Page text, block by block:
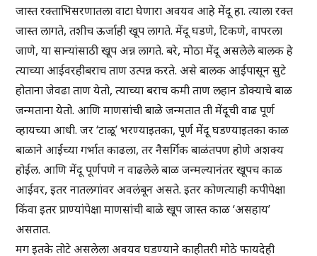
जास्त रक्ताभिसरणातला वाटा घेणारा अवयव आहे मेंदू हा. त्याला रक्त
जास्त लागते, तशीच ऊर्जाही खूप लागते. मेंदू घडणे, टिकणे, वापरला
जाणे, या सान्यांसाठी खूप अन्न लागते. बरे, मोठा मेंदू असलेले बालक हे
त्याच्या आईवरहीबराच ताण उत्पन्न करते. असे बालक आईपासून सुटे
होताना जेवढा ताण येतो, त्याच्या बराच कमी ताण लहान डोक्याचे बाळ
जन्मताना येतो. आणि माणसांची बाळे जन्मतात ती मेंदूची वाढ पूर्ण
व्हायच्या आधी. जर ‘टाळू’ भरण्याइतका, पूर्ण मेंदू घडण्याइतका काळ
बाळाने आईच्या गर्भात काढला, तर नैसर्गिक बाळंतपण होणे अशक्य
होईल. आणि मेंदू पूर्णपणे न वाढलेले बाळ जन्मल्यानंतर खूपच काळ
आईवर, इतर नातलगांवर अवलंबून असते. इतर कोणत्याही कपीपेक्षा
किंवा इतर प्राण्यांपेक्षा माणसांची बाळे खूप जास्त काळ ‘असहाय’
असतात.
मग इतके तोटे असलेला अवयव घडण्याने काहीतरी मोठे फायदेही